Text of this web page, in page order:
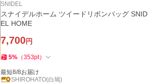
SNIDEL
スナイデルホーム ツイードリボンバッグ SNID
EL HOME
7,700円
5% （353pt）
最短8/8お届け
SHIROHATO(白鳩)